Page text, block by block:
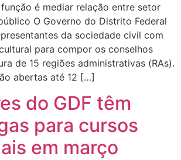
é mediar relação entre setor
O Governo do Distrito Federal
da sociedade civil com
para compor os conselhos
de 15 regiões administrativas (RAs).
abertas até 12 […]
do GDF têm
para cursos
em março